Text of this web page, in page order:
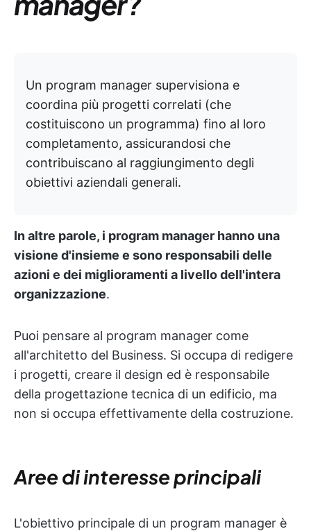
Un program manager supervisiona e
coordina più progetti correlati (che
costituiscono un programma) fino al loro
completamento, assicurandosi che
contribuiscano al raggiungimento degli
obiettivi aziendali generali.
In altre parole, i program manager hanno una
visione d'insieme e sono responsabili delle
azioni e dei miglioramenti a livello dell'intera
organizzazione.
Puoi pensare al program manager come
all'architetto del Business. Si occupa di redigere
i progetti, creare il design ed è responsabile
della progettazione tecnica di un edificio, ma
non si occupa effettivamente della costruzione.
Aree di interesse principali
L'obiettivo principale di un program manager è